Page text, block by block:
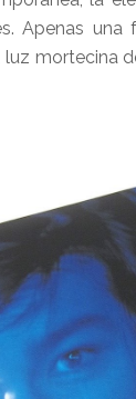
Apenas
mortecina